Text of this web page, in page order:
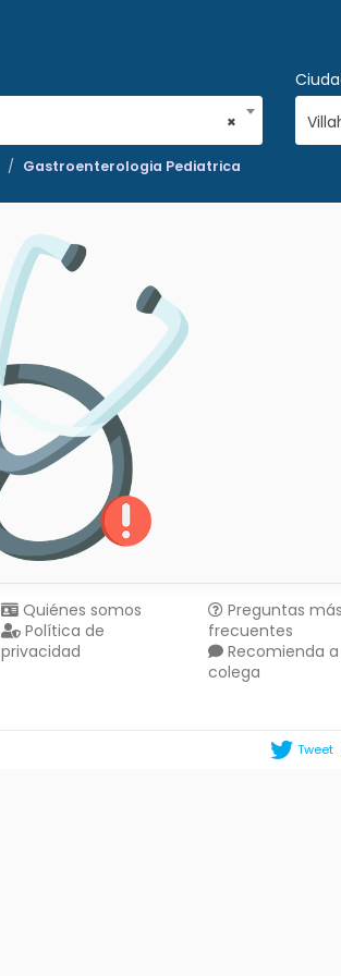
×
Gastroenterologia Pediatrica
Quiénes somos
Política de
privacidad
Preguntas más
frecuentes
Recomienda
colega
Tweet